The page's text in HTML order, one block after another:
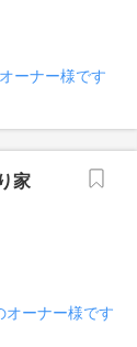
ーナー様です
家
ーナー様です